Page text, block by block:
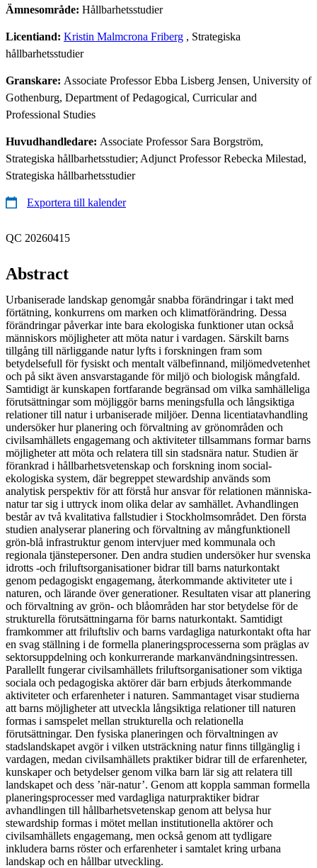
Ämnesområde: Hållbarhetsstudier
Licentiand: Kristin Malmcrona Friberg , Strategiska
hållbarhetsstudier
Granskare: Associate Professor Ebba Lisberg Jensen, University of
Gothenburg, Department of Pedagogical, Curricular and
Professional Studies
Huvudhandledare: Associate Professor Sara Borgström,
Strategiska hållbarhetsstudier; Adjunct Professor Rebecka Milestad,
Strategiska hållbarhetsstudier
Exportera till kalender
QC 20260415
Abstract
Urbaniserade landskap genomgår snabba förändringar i takt med
förtätning, konkurrens om marken och klimatförändring. Dessa
förändringar påverkar inte bara ekologiska funktioner utan också
människors möjligheter att möta natur i vardagen. Särskilt barns
tillgång till närliggande natur lyfts i forskningen fram som
betydelsefull för fysiskt och mentalt välbefinnand, miljömedvetenhet
och på sikt även ansvarstagande för miljö och biologisk mångfald.
Samtidigt är kunskapen fortfarande begränsad om vilka samhälleliga
förutsättningar som möjliggör barns meningsfulla och långsiktiga
relationer till natur i urbaniserade miljöer. Denna licentiatavhandling
undersöker hur planering och förvaltning av grönområden och
civilsamhällets engagemang och aktiviteter tillsammans formar barns
möjligheter att möta och relatera till sin stadsnära natur. Studien är
förankrad i hållbarhetsvetenskap och forskning inom social-
ekologiska system, där begreppet stewardship används som
analytisk perspektiv för att förstå hur ansvar för relationen människa-
natur tar sig i uttryck inom olika delar av samhället. Avhandlingen
består av två kvalitativa fallstudier i Stockholmsområdet. Den första
studien analyserar planering och förvaltning av mångfunktionell
grön-blå infrastruktur genom intervjuer med kommunala och
regionala tjänstepersoner. Den andra studien undersöker hur svenska
idrotts -och friluftsorganisationer bidrar till barns naturkontakt
genom pedagogiskt engagemang, återkommande aktiviteter ute i
naturen, och lärande över generationer. Resultaten visar att planering
och förvaltning av grön- och blåområden har stor betydelse för de
strukturella förutsättningarna för barns naturkontakt. Samtidigt
framkommer att friluftsliv och barns vardagliga naturkontakt ofta har
en svag ställning i de formella planeringsprocesserna som präglas av
sektorsuppdelning och konkurrerande markanvändningsintressen.
Parallellt fungerar civilsamhällets friluftsorganisationer som viktiga
sociala och pedagogiska aktörer där barn erbjuds återkommande
aktiviteter och erfarenheter i naturen. Sammantaget visar studierna
att barns möjligheter att utveckla långsiktiga relationer till naturen
formas i samspelet mellan strukturella och relationella
förutsättningar. Den fysiska planeringen och förvaltningen av
stadslandskapet avgör i vilken utsträckning natur finns tillgänglig i
vardagen, medan civilsamhällets praktiker bidrar till de erfarenheter,
kunskaper och betydelser genom vilka barn lär sig att relatera till
landskapet och dess ’när-natur’. Genom att koppla samman formella
planeringsprocesser med vardagliga naturpraktiker bidrar
avhandlingen till hållbarhetsvetenskap genom att belysa hur
stewardship formas i mötet mellan institutionella aktörer och
civilsamhällets engagemang, men också genom att tydligare
inkludera barns röster och erfarenheter i samtalet kring urbana
landskap och en hållbar utveckling.